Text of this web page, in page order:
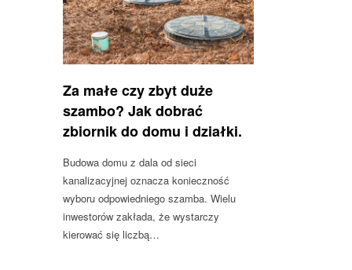
Za małe czy zbyt duże
szambo? Jak dobrać
zbiornik do domu i działki.
Budowa domu z dala od sieci
kanalizacyjnej oznacza konieczność
wyboru odpowiedniego szamba. Wielu
inwestorów zakłada, że wystarczy
kierować się liczbą…